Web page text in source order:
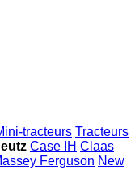
tracteurs Tracteurs
Case IH Claas
Ferguson New